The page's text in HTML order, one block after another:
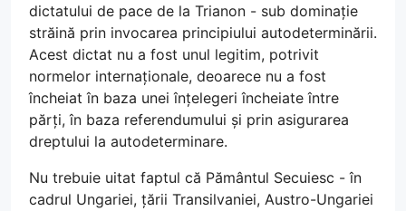
dictatului de pace de la Trianon - sub dominație
străină prin invocarea principiului autodeterminării.
Acest dictat nu a fost unul legitim, potrivit
normelor internaționale, deoarece nu a fost
încheiat în baza unei înțelegeri încheiate între
părți, în baza referendumului și prin asigurarea
dreptului la autodeterminare.
Nu trebuie uitat faptul că Pământul Secuiesc - în
cadrul Ungariei, țării Transilvaniei, Austro-Ungariei